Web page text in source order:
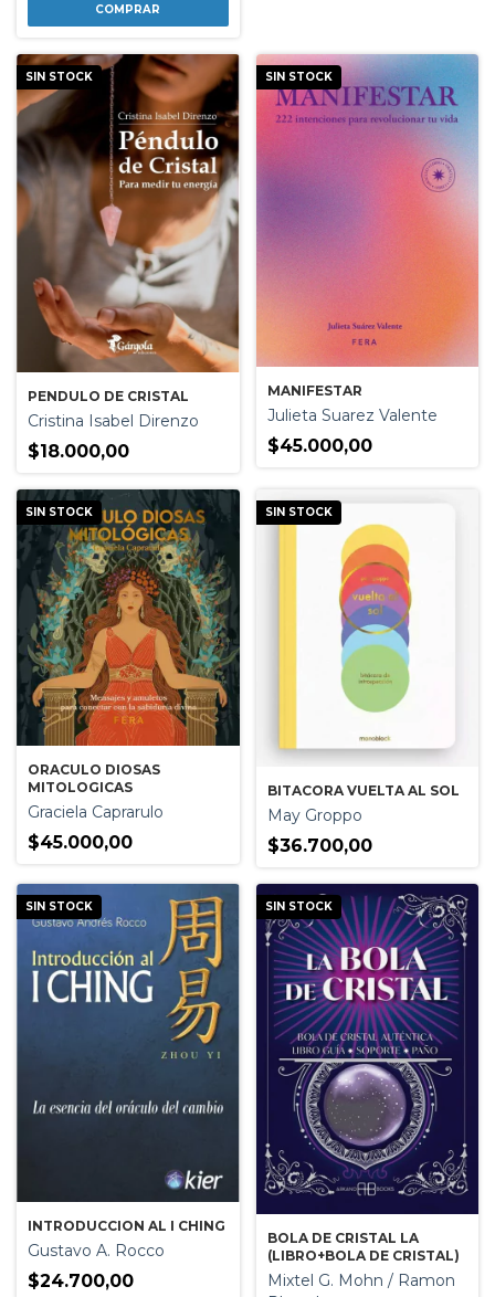
SIN STOCK
PENDULO DE CRISTAL
Cristina Isabel Direnzo
$18.000,00
SIN STOCK
MANIFESTAR
Julieta Suarez Valente
$45.000,00
SIN STOCK
ORACULO DIOSAS
MITOLOGICAS
Graciela Caprarulo
$45.000,00
SIN STOCK
BITACORA VUELTA AL SOL
May Groppo
$36.700,00
SIN STOCK
INTRODUCCION AL I CHING
Gustavo A. Rocco
$24.700,00
SIN STOCK
BOLA DE CRISTAL LA
(LIBRO+BOLA DE CRISTAL)
Mixtel G. Mohn / Ramon